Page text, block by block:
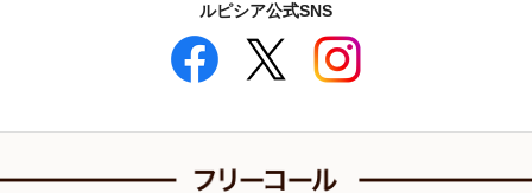
ルピシア公式SNS